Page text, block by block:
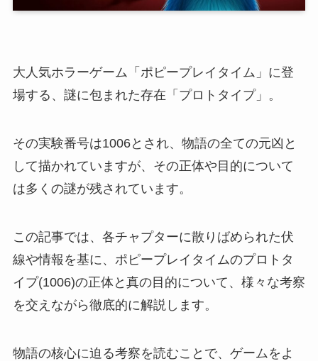
大人気ホラーゲーム「ポピープレイタイム」に登
場する、謎に包まれた存在「プロトタイプ」。
その実験番号は1006とされ、物語の全ての元凶と
して描かれていますが、その正体や目的について
は多くの謎が残されています。
この記事では、各チャプターに散りばめられた伏
線や情報を基に、ポピープレイタイムのプロトタ
イプ(1006)の正体と真の目的について、様々な考察
を交えながら徹底的に解説します。
物語の核心に迫る考察を読むことで、ゲームをよ